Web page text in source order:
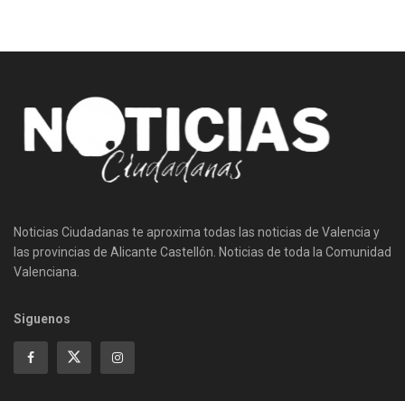
Noticias Ciudadanas te aproxima todas las noticias de Valencia y
las provincias de Alicante Castellón. Noticias de toda la Comunidad
Valenciana.
Siguenos